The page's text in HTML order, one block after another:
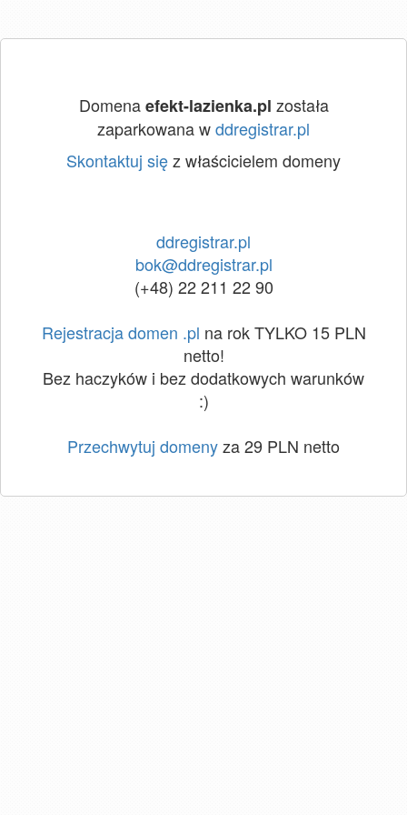
Domenaefekt-lazienka.pl została
zaparkowana wddregistrar.pl
Skontaktuj sięz właścicielem domeny
ddregistrar.pl
bok@ddregistrar.pl
(+48) 22 211 22 90
Rejestracja domen .pl na rok TYLKO 15 PLN
netto!
Bez haczyków i bez dodatkowych warunków
:)
Przechwytuj domenyza 29 PLN netto